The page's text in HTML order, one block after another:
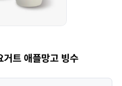
트 애플망고 빙수